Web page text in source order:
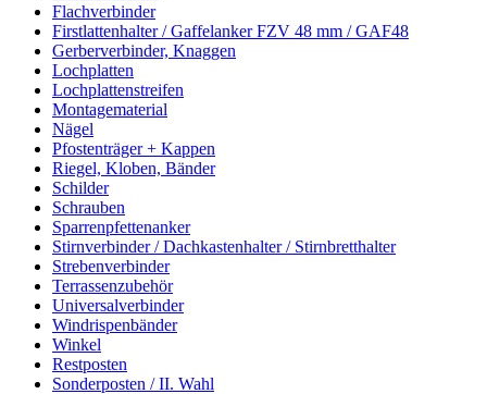
Flachverbinder
Firstlattenhalter / Gaffelanker FZV 48 mm / GAF48
Gerberverbinder, Knaggen
Lochplatten
Lochplattenstreifen
Montagematerial
Nägel
Pfostenträger + Kappen
Riegel, Kloben, Bänder
Schilder
Schrauben
Sparrenpfettenanker
Stirnverbinder / Dachkastenhalter / Stirnbretthalter
Strebenverbinder
Terrassenzubehör
Universalverbinder
Windrispenbänder
Winkel
Restposten
Sonderposten / II. Wahl